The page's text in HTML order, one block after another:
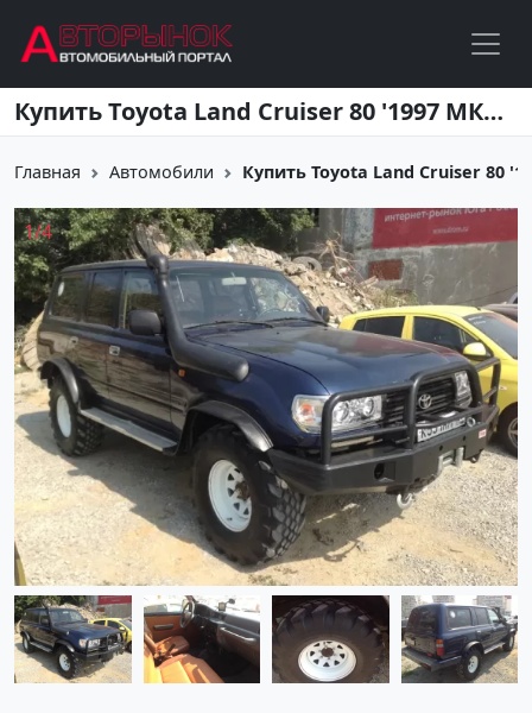
Перейти к основному содержанию Купить Toyota Land Cruiser 80 '1997 МКПП (4200/135 л.с.) Дизель Новороссийск цвет темно синий Внедорожник по цене 710000 рублей, объявление №1798 на сайте Авторынок23
Главная Автомобили Купить Toyota Land Cruiser 80
1/4